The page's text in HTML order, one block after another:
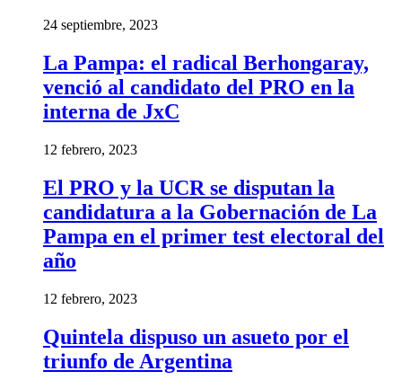
24 septiembre, 2023
La Pampa: el radical Berhongaray,
venció al candidato del PRO en la
interna de JxC
12 febrero, 2023
El PRO y la UCR se disputan la
candidatura a la Gobernación de La
Pampa en el primer test electoral del
año
12 febrero, 2023
Quintela dispuso un asueto por el
triunfo de Argentina